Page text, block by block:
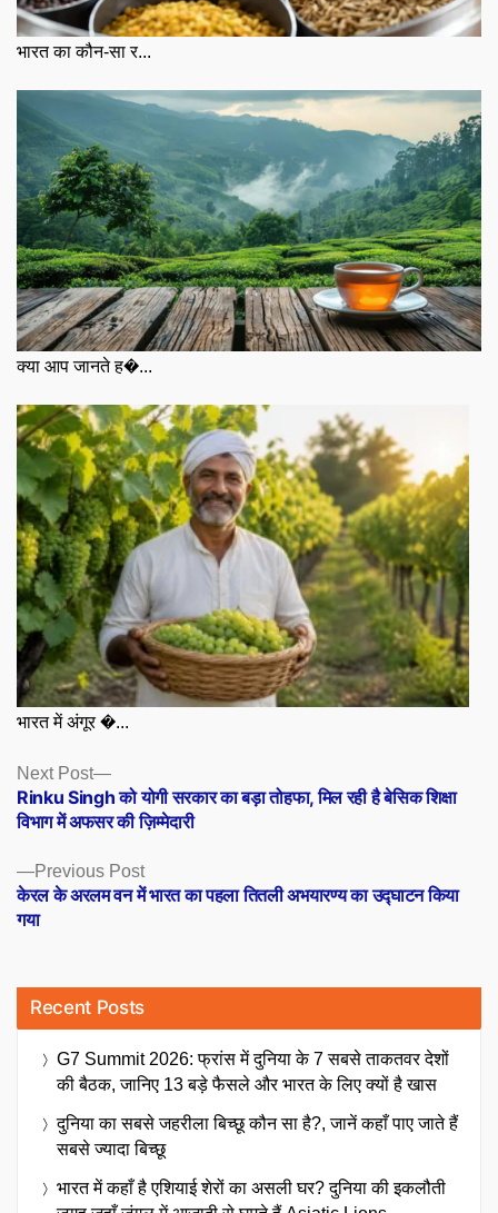
भारत का कौन-सा र...
क्या आप जानते ह�...
भारत में अंगूर �...
Posts
navigation
Previous PostPrevious
post:
केरल के अरलम वन में भारत का पहला तितली अभयारण्य का उद्घाटन किया
गया
Next Post
Next
post:
Rinku Singh को योगी सरकार का बड़ा तोहफा, मिल रही है बेसिक शिक्षा
विभाग में अफसर की ज़िम्मेदारी
Recent Posts
G7 Summit 2026: फ्रांस में दुनिया के 7 सबसे ताकतवर देशों
की बैठक, जानिए 13 बड़े फैसले और भारत के लिए क्यों है खास
दुनिया का सबसे जहरीला बिच्छू कौन सा है?, जानें कहाँ पाए जाते हैं
सबसे ज्यादा बिच्छू
भारत में कहाँ है एशियाई शेरों का असली घर? दुनिया की इकलौती